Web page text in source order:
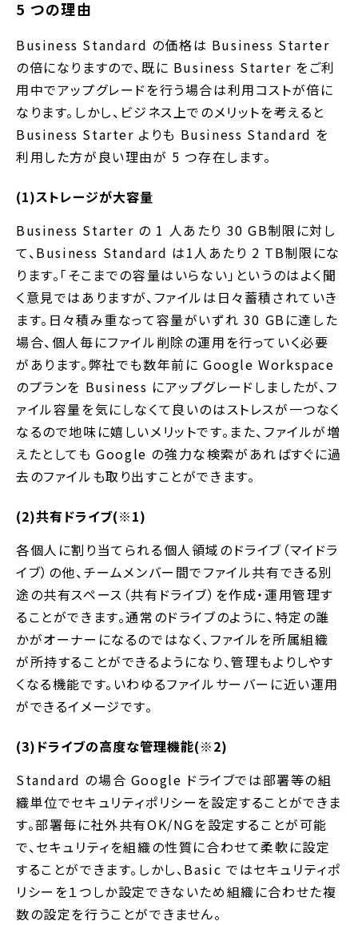
5 つの理由
Business Standard の価格は Business Starter
の倍になりますので、既に Business Starter をご利
用中でアップグレードを行う場合は利用コストが倍に
なります。しかし、ビジネス上でのメリットを考えると
Business Starter よりも Business Standard を
利用した方が良い理由が 5 つ存在します。
(1)ストレージが大容量
Business Starter の 1 人あたり 30 GB制限に対し
て、Business Standard は1人あたり 2 TB制限にな
ります。「そこまでの容量はいらない」というのはよく聞
く意見ではありますが、ファイルは日々蓄積されていき
ます。日々積み重なって容量がいずれ 30 GBに達した
場合、個人毎にファイル削除の運用を行っていく必要
があります。弊社でも数年前に Google Workspace
のプランを Business にアップグレードしましたが、フ
ァイル容量を気にしなくて良いのはストレスが一つなく
なるので地味に嬉しいメリットです。また、ファイルが増
えたとしても Google の強力な検索があればすぐに過
去のファイルも取り出すことができます。
(2)共有ドライブ(※1)
各個人に割り当てられる個人領域のドライブ（マイドラ
イブ）の他、チームメンバー間でファイル共有できる別
途の共有スペース（共有ドライブ）を作成・運用管理す
ることができます。通常のドライブのように、特定の誰
かがオーナーになるのではなく、ファイルを所属組織
が所持することができるようになり、管理もよりしやす
くなる機能です。いわゆるファイルサーバーに近い運用
ができるイメージです。
(3)ドライブの高度な管理機能(※2)
Standard の場合 Google ドライブでは部署等の組
織単位でセキュリティポリシーを設定することができま
す。部署毎に社外共有OK/NGを設定することが可能
で、セキュリティを組織の性質に合わせて柔軟に設定
することができます。しかし、Basic ではセキュリティポ
リシーを１つしか設定できないため組織に合わせた複
数の設定を行うことができません。